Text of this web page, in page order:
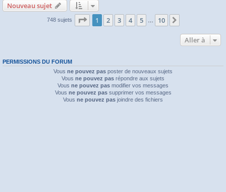
Nouveau sujet
748 sujets Page 1sur10
1 2 3 4 5 10
Aller à
PERMISSIONS DU FORUM
Vous ne pouvez pas poster de nouveaux sujets
Vous ne pouvez pas répondre aux sujets
Vous ne pouvez pas modifier vos messages
Vous ne pouvez passupprimer vos messages
Vous ne pouvez pas joindre des fichiers